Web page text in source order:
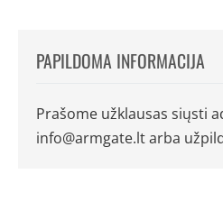
PAPILDOMA INFORMACIJA
Prašome užklausas siųsti
info@armgate.ltarba